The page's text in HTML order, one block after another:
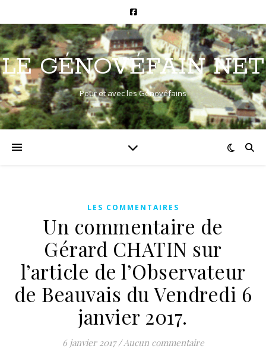
LE GÉNOVÉFAIN NET
Pour et avec les Génovéfains
LES COMMENTAIRES
Un commentaire de
Gérard CHATIN sur
l’article de l’Observateur
de Beauvais du Vendredi 6
janvier 2017.
6 janvier 2017 /Aucun commentaire